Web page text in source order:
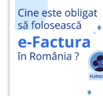
bază ale